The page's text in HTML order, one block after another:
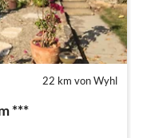
22 km von Wyhl
***